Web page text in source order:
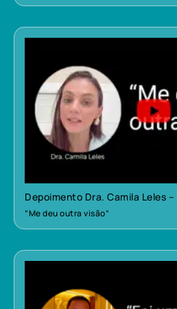
Depoimento Dra. Camila Leles
“Me deu outra visão”